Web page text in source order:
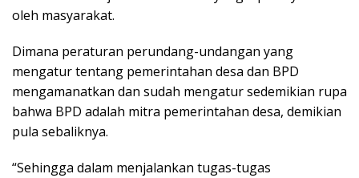
oleh masyarakat.
Dimana peraturan perundang-undangan yang
mengatur tentang pemerintahan desa dan BPD
mengamanatkan dan sudah mengatur sedemikian rupa
bahwa BPD adalah mitra pemerintahan desa, demikian
pula sebaliknya.
“Sehingga dalam menjalankan tugas-tugas